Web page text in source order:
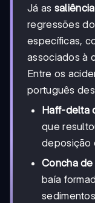
Já as
regressões
específicas,
associados à
Entre os
português
Haff-delta
que
deposição
Concha
baía
sedimentos